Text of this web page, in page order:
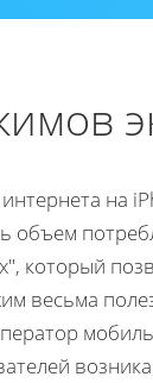
на
объем
который
весьма